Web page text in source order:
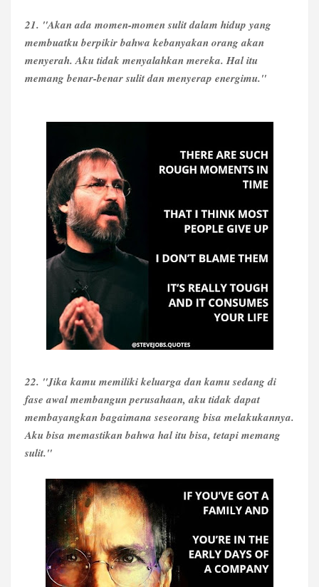
21. "Akan ada momen-momen sulit dalam hidup yang
membuatku berpikir bahwa kebanyakan orang akan
menyerah. Aku tidak menyalahkan mereka. Hal itu
memang benar-benar sulit dan menyerap energimu."
22. "Jika kamu memiliki keluarga dan kamu sedang di
fase awal membangun perusahaan, aku tidak dapat
membayangkan bagaimana seseorang bisa melakukannya.
Aku bisa memastikan bahwa hal itu bisa, tetapi memang
sulit."